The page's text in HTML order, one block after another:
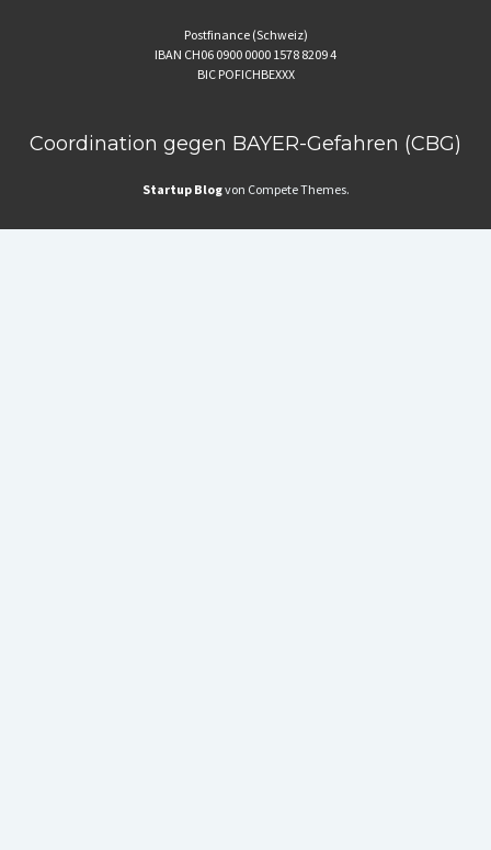
Postfinance (Schweiz)
IBAN CH06 0900 0000 1578 8209 4
BIC POFICHBEXXX
Coordination gegen BAYER-Gefahren (CBG)
Startup Blogvon Compete Themes.